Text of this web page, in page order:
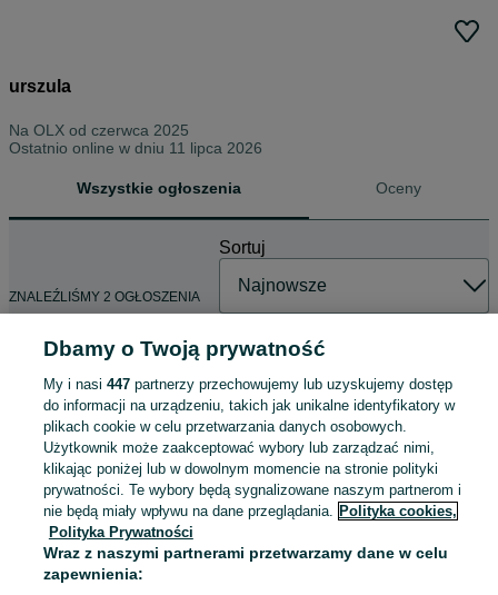
urszula
Na OLX od czerwca 2025
Ostatnio online w dniu 11 lipca 2026
Wszystkie ogłoszenia Oceny
ZNALEŹLIŚMY 2 OGŁOSZENIA
Sortuj
Oddam ciuszki chlopiece
Za darmo
Nysa
23 lipca 2026
Wielokolorowy
Dbamy o Twoją prywatność
My i nasi 447partnerzy przechowujemy lub uzyskujemy dostęp
do informacji na urządzeniu, takich jak unikalne identyfikatory w
plikach cookie w celu przetwarzania danych osobowych.
Użytkownik może zaakceptować wybory lub zarządzać nimi,
klikając poniżej lub w dowolnym momencie na stronie polityki
prywatności. Te wybory będą sygnalizowane naszym partnerom i
nie będą miały wpływu na dane przeglądania. Polityka cookies,
Polityka Prywatności
Wraz z naszymi partnerami przetwarzamy dane w celu
zapewnienia: